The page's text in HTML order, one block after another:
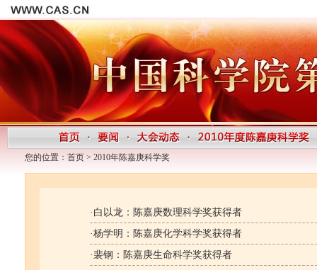
您的位置： 首页 > 2010年陈嘉庚科学奖
· 白以龙：陈嘉庚数理科学奖获得者
·杨学明：陈嘉庚化学科学奖获得者
· 裴钢：陈嘉庚生命科学奖获得者